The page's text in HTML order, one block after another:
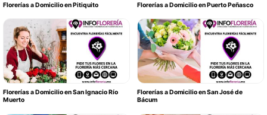
Florerías a Domicilio en Pitiquito Florerías a Domicilio en Puerto Peñasco
Florerías a Domicilio en San Ignacio Río
Muerto
Florerías a Domicilio en San José de
Bácum